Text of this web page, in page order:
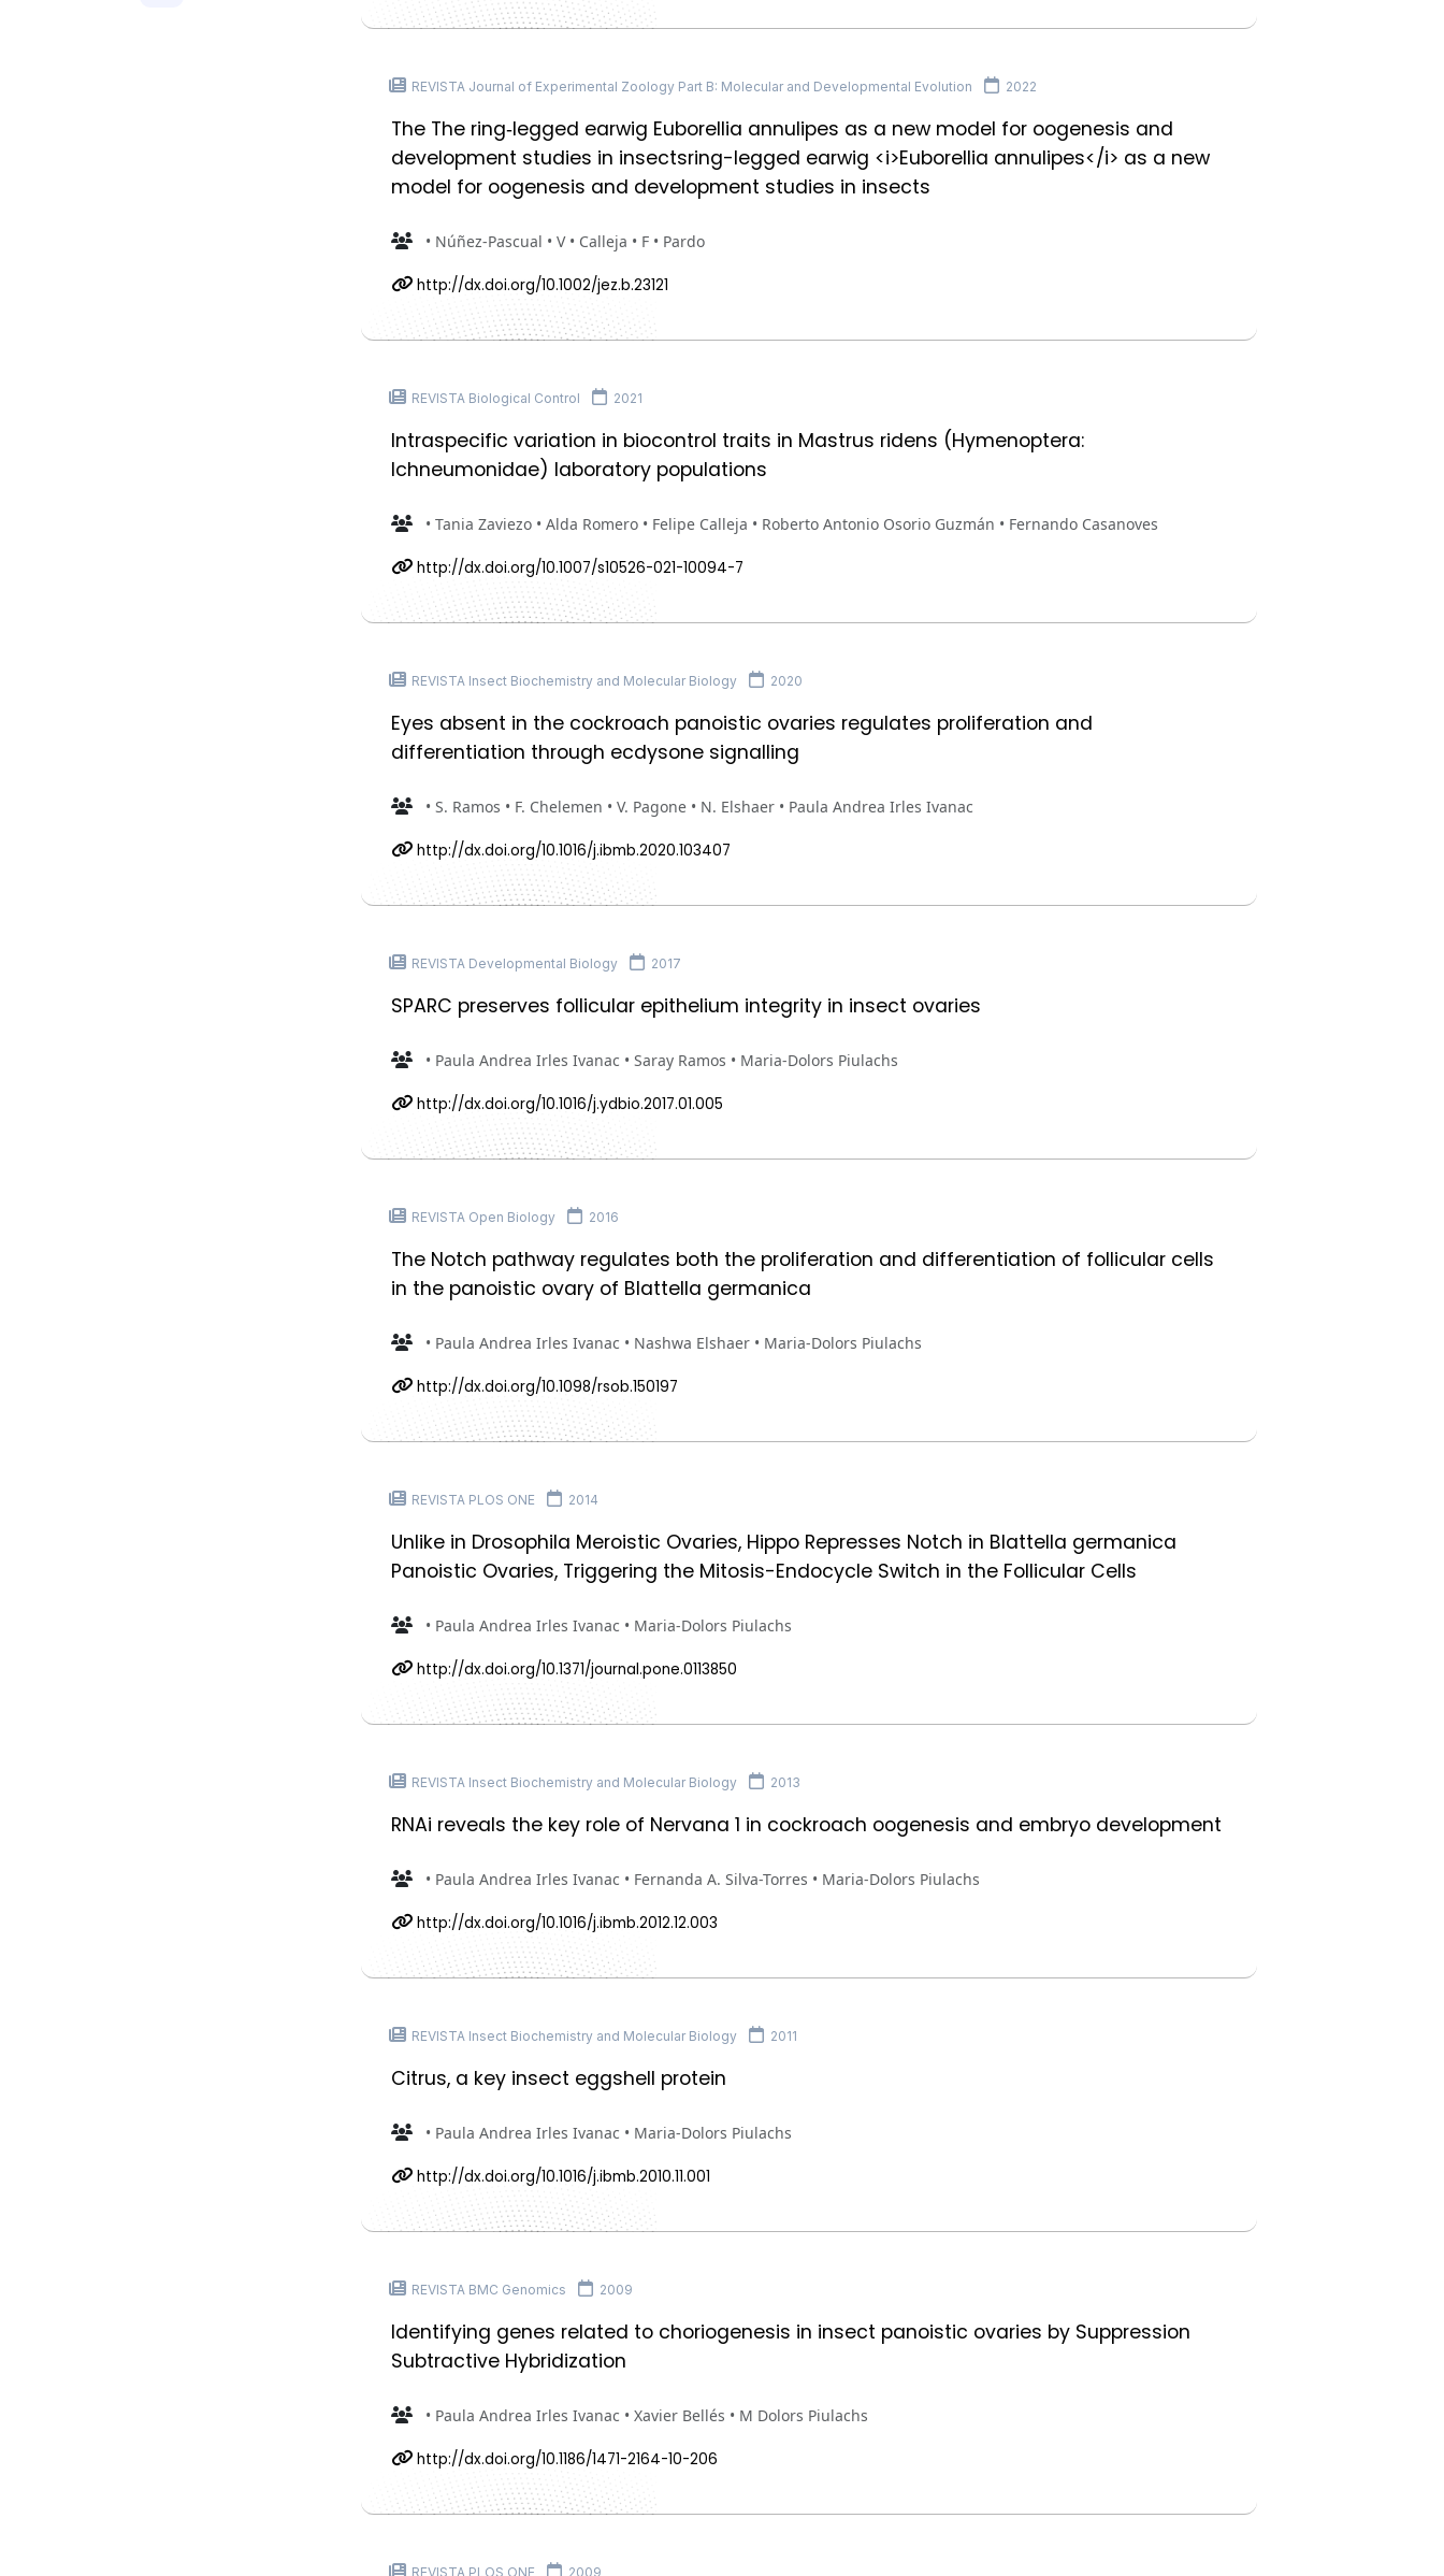
REVISTA Journal of Experimental Zoology Part B: Molecular and Developmental Evolution 2022
The The ring‐legged earwig Euborellia annulipes as a new model for oogenesis and
development studies in insectsring-legged earwig <i>Euborellia annulipes</i> as a new
model for oogenesis and development studies in insects
• Núñez-Pascual • V • Calleja • F • Pardo
http://dx.doi.org/10.1002/jez.b.23121
REVISTA Biological Control 2021
Intraspecific variation in biocontrol traits in Mastrus ridens (Hymenoptera:
Ichneumonidae) laboratory populations
• Tania Zaviezo • Alda Romero • Felipe Calleja • Roberto Antonio Osorio Guzmán • Fernando Casanoves
http://dx.doi.org/10.1007/s10526-021-10094-7
REVISTA Insect Biochemistry and Molecular Biology 2020
Eyes absent in the cockroach panoistic ovaries regulates proliferation and
differentiation through ecdysone signalling
• S. Ramos • F. Chelemen • V. Pagone • N. Elshaer • Paula Andrea Irles Ivanac
http://dx.doi.org/10.1016/j.ibmb.2020.103407
REVISTA Developmental Biology 2017
SPARC preserves follicular epithelium integrity in insect ovaries
• Paula Andrea Irles Ivanac • Saray Ramos • Maria-Dolors Piulachs
http://dx.doi.org/10.1016/j.ydbio.2017.01.005
REVISTA Open Biology 2016
The Notch pathway regulates both the proliferation and differentiation of follicular cells
in the panoistic ovary of Blattella germanica
• Paula Andrea Irles Ivanac • Nashwa Elshaer • Maria-Dolors Piulachs
http://dx.doi.org/10.1098/rsob.150197
REVISTA PLOS ONE 2014
Unlike in Drosophila Meroistic Ovaries, Hippo Represses Notch in Blattella germanica
Panoistic Ovaries, Triggering the Mitosis-Endocycle Switch in the Follicular Cells
• Paula Andrea Irles Ivanac • Maria-Dolors Piulachs
http://dx.doi.org/10.1371/journal.pone.0113850
REVISTA Insect Biochemistry and Molecular Biology 2013
RNAi reveals the key role of Nervana 1 in cockroach oogenesis and embryo development
• Paula Andrea Irles Ivanac • Fernanda A. Silva-Torres • Maria-Dolors Piulachs
http://dx.doi.org/10.1016/j.ibmb.2012.12.003
REVISTA Insect Biochemistry and Molecular Biology 2011
Citrus, a key insect eggshell protein
• Paula Andrea Irles Ivanac • Maria-Dolors Piulachs
http://dx.doi.org/10.1016/j.ibmb.2010.11.001
REVISTA BMC Genomics 2009
Identifying genes related to choriogenesis in insect panoistic ovaries by Suppression
Subtractive Hybridization
• Paula Andrea Irles Ivanac • Xavier Bellés • M Dolors Piulachs
http://dx.doi.org/10.1186/1471-2164-10-206
REVISTA PLOS ONE 2009